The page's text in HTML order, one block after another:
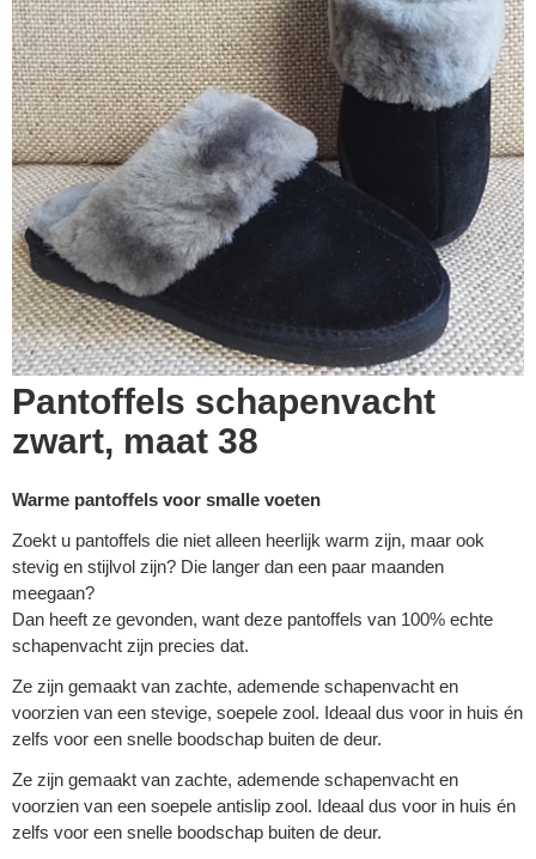
Pantoffels schapenvacht
zwart, maat 38
Warme pantoffels voor smalle voeten
Zoekt u pantoffels die niet alleen heerlijk warm zijn, maar ook
stevig en stijlvol zijn? Die langer dan een paar maanden
meegaan?
Dan heeft ze gevonden, want deze pantoffels van 100% echte
schapenvacht zijn precies dat.
Ze zijn gemaakt van zachte, ademende schapenvacht en
voorzien van een stevige, soepele zool. Ideaal dus voor in huis én
zelfs voor een snelle boodschap buiten de deur.
Ze zijn gemaakt van zachte, ademende schapenvacht en
voorzien van een soepele antislip zool. Ideaal dus voor in huis én
zelfs voor een snelle boodschap buiten de deur.